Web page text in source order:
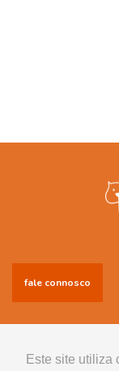
Este site utiliza
fale connosco
Conselhos